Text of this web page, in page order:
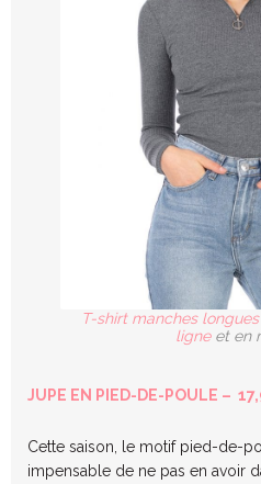
T-shirt manches
ligne et en
JUPE EN PIED-DE-POULE –
Cette saison, le motif pied-de-
impensable de ne pas en avoir